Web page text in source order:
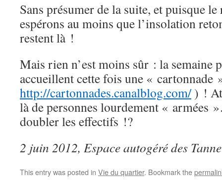
Sans présumer de la suite, et puisque
espérons au moins que l’insolation
restent là !
Mais rien n’est moins sûr : la semaine
accueillent cette fois une « cartonnade
http://cartonnades.canalblog.com/) !
là de personnes lourdement « armées
doubler les effectifs !?
2 juin 2012, Espace autogéré des
This entry was posted in Vie du quartier. Bookmark the